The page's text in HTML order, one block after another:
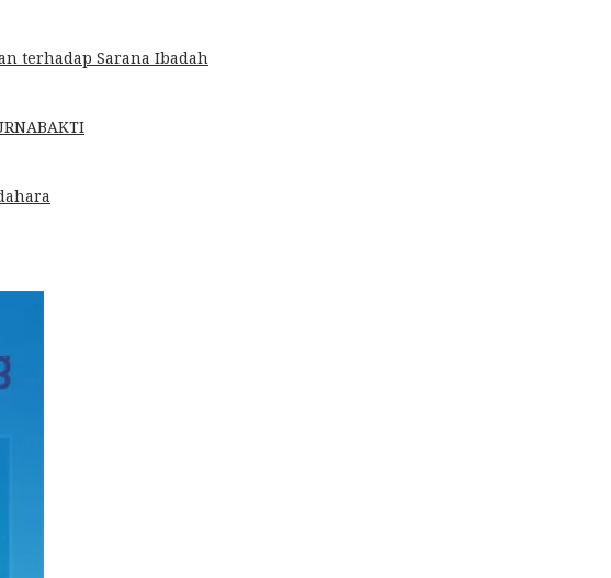
terhadap Sarana Ibadah